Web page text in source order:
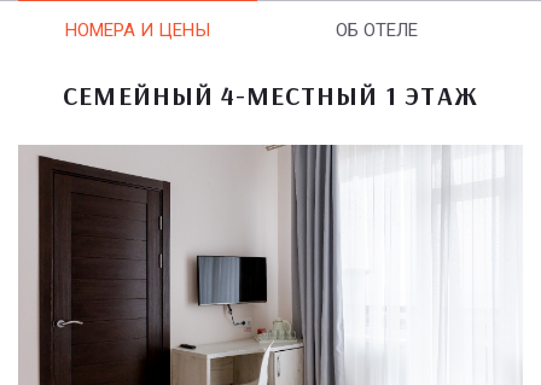
НОМЕРА И ЦЕНЫ ОБ ОТЕЛЕ
СЕМЕЙНЫЙ 4-МЕСТНЫЙ 1 ЭТАЖ